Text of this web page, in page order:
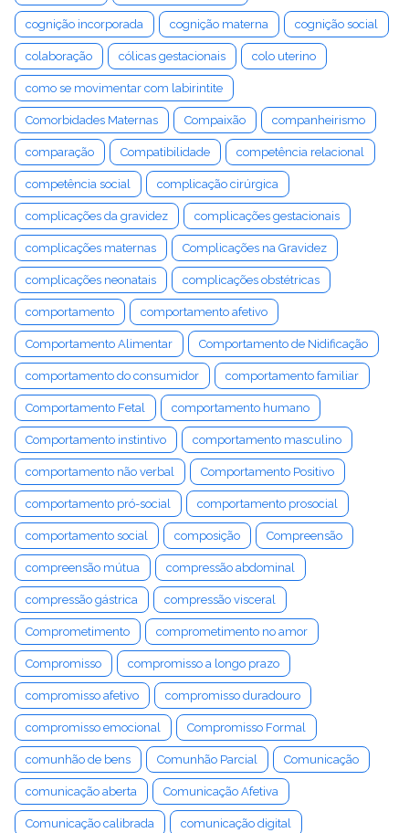
cognição incorporada cognição materna cognição social
colaboração cólicas gestacionais colo uterino
como se movimentar com labirintite
Comorbidades Maternas Compaixão companheirismo
comparação Compatibilidade competência relacional
competência social complicação cirúrgica
complicações da gravidez complicações gestacionais
complicações maternas Complicações na Gravidez
complicações neonatais complicações obstétricas
comportamento comportamento afetivo
Comportamento Alimentar Comportamento de Nidificação
comportamento do consumidor comportamento familiar
Comportamento Fetal comportamento humano
Comportamento instintivo comportamento masculino
comportamento não verbal Comportamento Positivo
comportamento pró-social comportamento prosocial
comportamento social composição Compreensão
compreensão mútua compressão abdominal
compressão gástrica compressão visceral
Comprometimento comprometimento no amor
Compromisso compromisso a longo prazo
compromisso afetivo compromisso duradouro
compromisso emocional Compromisso Formal
comunhão de bens Comunhão Parcial Comunicação
comunicação aberta Comunicação Afetiva
Comunicação calibrada comunicação digital